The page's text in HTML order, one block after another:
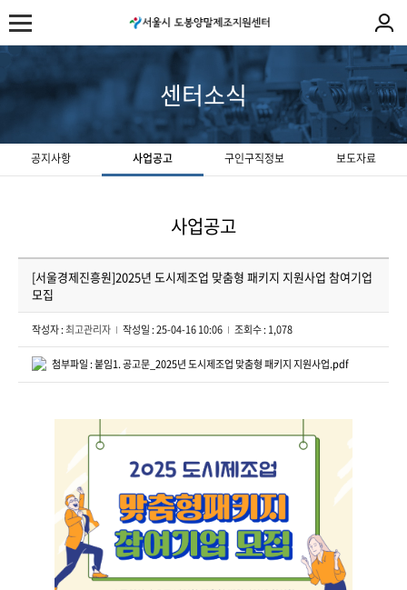
센터소식
공지사항 사업공고 구인구직정보 보도자료
사업공고
[서울경제진흥원]2025년 도시제조업 맞춤형 패키지 지원사업 참여기업
모집
작성자 :최고관리자 작성일 : 25-04-16 10:06 조회수 : 1,078
첨부파일 : 붙임1. 공고문_2025년 도시제조업 맞춤형 패키지 지원사업.pdf